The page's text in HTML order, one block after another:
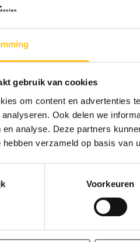
gebruik van cookies
om content en advertenties
Ook delen we
en analyse. Deze partners
verzameld op basis van
Voorkeuren
onder andere: Mijnbouw,
winkels, olie en gas industrie en
verwijzen wij graag naar de
certificaat van deze verlichting.